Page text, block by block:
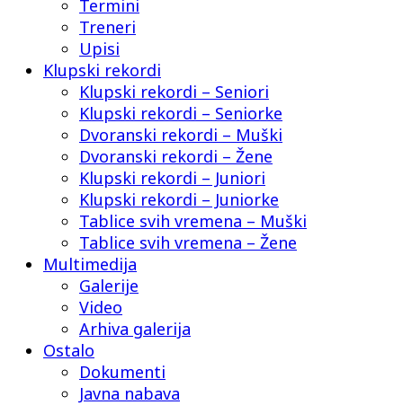
Termini
Treneri
Upisi
Klupski rekordi
Klupski rekordi – Seniori
Klupski rekordi – Seniorke
Dvoranski rekordi – Muški
Dvoranski rekordi – Žene
Klupski rekordi – Juniori
Klupski rekordi – Juniorke
Tablice svih vremena – Muški
Tablice svih vremena – Žene
Multimedija
Galerije
Video
Arhiva galerija
Ostalo
Dokumenti
Javna nabava